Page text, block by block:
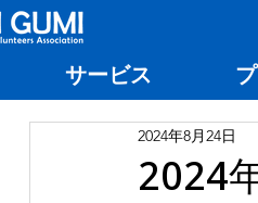
サービス
2024
2024年8月24日